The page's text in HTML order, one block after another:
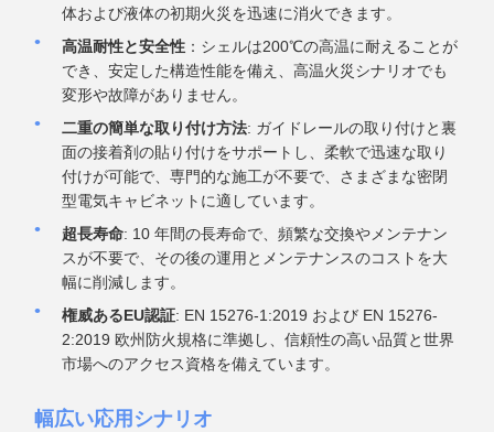
体および液体の初期火災を迅速に消火できます。
高温耐性と安全性 ：シェルは200℃の高温に耐えることが
でき、安定した構造性能を備え、高温火災シナリオでも
変形や故障がありません。
二重の簡単な取り付け方法: ガイドレールの取り付けと裏
面の接着剤の貼り付けをサポートし、柔軟で迅速な取り
付けが可能で、専門的な施工が不要で、さまざまな密閉
型電気キャビネットに適しています。
超長寿命: 10 年間の長寿命で、頻繁な交換やメンテナン
スが不要で、その後の運用とメンテナンスのコストを大
幅に削減します。
権威あるEU認証: EN 15276-1:2019 および EN 15276-
2:2019 欧州防火規格に準拠し、信頼性の高い品質と世界
市場へのアクセス資格を備えています。
幅広い応用シナリオ